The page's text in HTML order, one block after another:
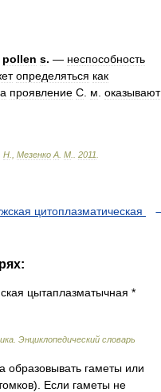
pollen s. — неспособность
определяться как
проявление С м оказывают
Н Мезенко А М 2011
цитоплазматическая
цытаплазматычная *
Энциклопедический словарь
образовывать гаметы или
Если гаметы не